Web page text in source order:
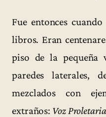
Fue entonces
libros. Eran
piso de la pequeña
paredes laterales,
mezclados con
extraños: Voz Proletaria